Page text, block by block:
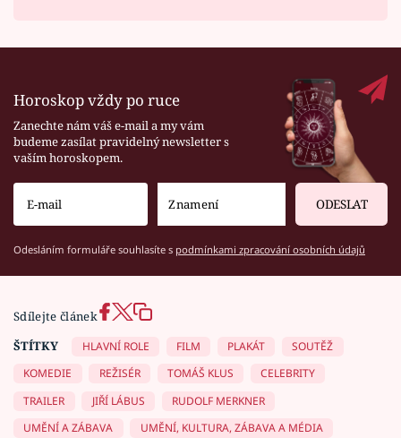
Horoskop vždy po ruce
Zanechte nám váš e-mail a my vám
budeme zasílat pravidelný newsletter s
vaším horoskopem.
ODESLAT
Odesláním formuláře souhlasíte s podmínkami zpracování osobních údajů
Sdílejte článek
ŠTÍTKY
HLAVNÍ ROLE FILM PLAKÁT
SOUTĚŽ
KOMEDIE
REŽISÉR TOMÁŠ KLUS
CELEBRITY
TRAILER
JIŘÍ LÁBUS
RUDOLF MERKNER
UMĚNÍ A ZÁBAVA
UMĚNÍ, KULTURA, ZÁBAVA A MÉDIA